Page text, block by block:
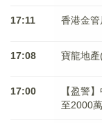
17:11 香港金
17:08 寶龍地
17:00
【盈警
至2000